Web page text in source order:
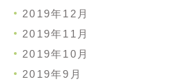
2019年12月
2019年11月
2019年10月
2019年9月